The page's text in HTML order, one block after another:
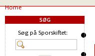
Home
SØG
Søg på Sporskiftet: